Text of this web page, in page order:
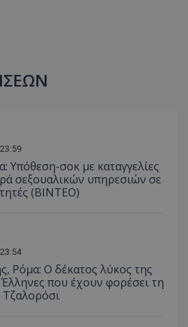
Υπόθεση-σοκ με καταγγελίες
σεξουαλικών υπηρεσιών σε
(BINTEO)
Ρόμα: Ο δέκατος λύκος της
που έχουν φορέσει τη